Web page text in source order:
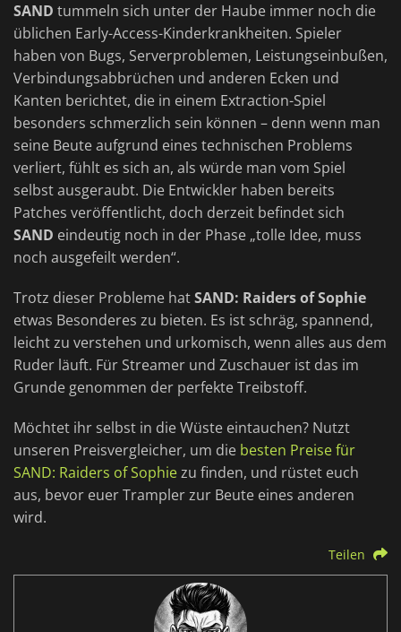
SAND tummeln sich unter der Haube immer noch die
üblichen Early-Access-Kinderkrankheiten. Spieler
haben von Bugs, Serverproblemen, Leistungseinbußen,
Verbindungsabbrüchen und anderen Ecken und
Kanten berichtet, die in einem Extraction-Spiel
besonders schmerzlich sein können – denn wenn man
seine Beute aufgrund eines technischen Problems
verliert, fühlt es sich an, als würde man vom Spiel
selbst ausgeraubt. Die Entwickler haben bereits
Patches veröffentlicht, doch derzeit befindet sich
SAND eindeutig noch in der Phase „tolle Idee, muss
noch ausgefeilt werden“.
Trotz dieser Probleme hatSAND: Raiders of Sophie
etwas Besonderes zu bieten. Es ist schräg, spannend,
leicht zu verstehen und urkomisch, wenn alles aus dem
Ruder läuft. Für Streamer und Zuschauer ist das im
Grunde genommen der perfekte Treibstoff.
Möchtet ihr selbst in die Wüste eintauchen? Nutzt
unseren Preisvergleicher, um die besten Preise für
SAND: Raiders of Sophiezu finden, und rüstet euch
aus, bevor euer Trampler zur Beute eines anderen
wird.
Teilen